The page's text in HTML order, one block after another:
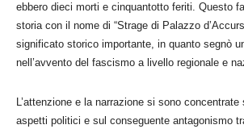
ebbero dieci morti e cinquantotto feriti. Questo
storia con il nome di “Strage di Palazzo
significato storico importante, in quanto segnò
nell’avvento del fascismo a livello regionale e
L’attenzione e la narrazione si sono
aspetti politici e sul conseguente antagonismo